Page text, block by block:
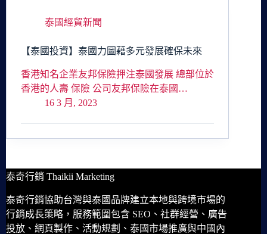
泰國經貿新聞
【泰國投資】泰國力圖藉多元發展確保未來
香港知名企業友邦保險押注泰國發展 總部位於
香港的人壽 保險 公司友邦保險在泰國…
16 3 月, 2023
泰奇行銷 Thaikii Marketing
泰奇行銷協助台灣與泰國品牌建立本地與跨境市場的
行銷成長策略，服務範圍包含 SEO、社群經營、廣告
投放、網頁製作、活動規劃、泰國市場推廣與中國內